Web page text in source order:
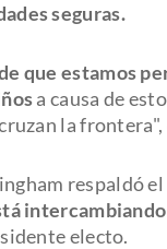
seguras.
que estamos
a causa de
la
respaldó
electo.